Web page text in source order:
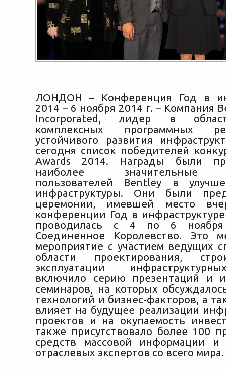
ЛОНДОН – Конференция Год в
2014 – 6 ноября 2014 г. – Компания
Incorporated, лидер в
комплексных программных
устойчивого развития
сегодня список победителей
Awards 2014. Награды были
наиболее значительные
пользователей Bentley в
инфраструктуры. Они были
церемонии, имевшей место
конференции Год в
проводилась с 4 по 6
Соединенное Королевство. Это
мероприятие с участием ведущих
области проектирования,
эксплуатации
включило серию презентаций и
семинаров, на которых
технологий и бизнес-факторов, а
влияет на будущее реализации
проектов и на окупаемость
также присутствовало более 100
средств массовой информации и
отраслевых экспертов со всего мира.